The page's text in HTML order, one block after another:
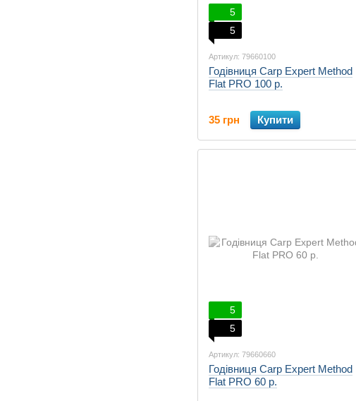
5
5
Артикул: 79660100
Годівниця Carp Expert Method
Flat PRO 100 р.
35 грн Купити
5
5
Артикул: 79660660
Годівниця Carp Expert Method
Flat PRO 60 р.